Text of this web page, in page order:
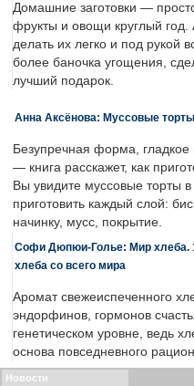
Домашние заготовки —
фрукты и овощи круглый
делать их легко и под рукой
более баночка угощения,
лучший подарок.
Анна Аксёнова: Муссовые
Безупречная форма,
— книга расскажет, как
Вы увидите муссовые торты в
приготовить каждый слой:
начинку, мусс, покрытие.
Софи Дюпюи-Голье: Мир хлеба.
хлеба со всего мира
Аромат свежеиспеченного
эндорфинов, гормонов
генетическом уровне, ведь
основа повседневного
Новости